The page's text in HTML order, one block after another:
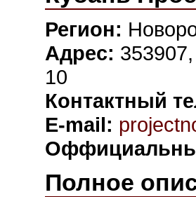
Регион:
Адрес:
10
Контактный
E-mail:
Полное